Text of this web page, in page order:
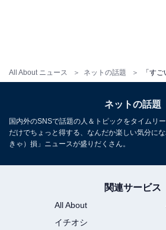
All About ニュース ネットの話題
ネットの話題
国内外のSNSで話題の人＆トピックをタイムリ
だけでちょっと得する、なんだか楽しい気分に
きゃ）損」ニュースが盛りだくさん。
関連サービス
All About
イチオシ